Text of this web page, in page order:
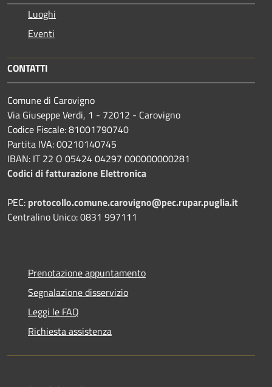
Luoghi
Eventi
CONTATTI
Comune di Carovigno
Via Giuseppe Verdi, 1 - 72012 - Carovigno
Codice Fiscale: 81001790740
Partita IVA: 00210140745
IBAN: IT 22 O 05424 04297 000000000281
Codici di fatturazione Elettronica
PEC: protocollo.comune.carovigno@pec.rupar.puglia.it
Centralino Unico: 0831 997111
Prenotazione appuntamento
Segnalazione disservizio
Leggi le FAQ
Richiesta assistenza